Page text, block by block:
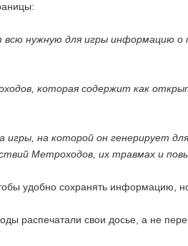
нужную для игры информацию о
которая содержит как
на которой он генерирует
Метроходов, их травмах и
удобно сохранять информацию,
распечатали свои досье, а не